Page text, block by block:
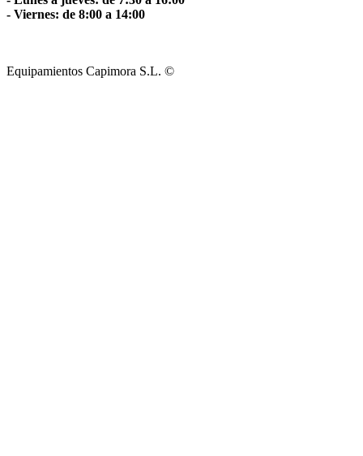
- Viernes: de 8:00 a 14:00
Equipamientos Capimora S.L. ©